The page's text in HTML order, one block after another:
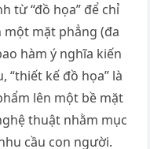
từ “đồ họa” để chỉ
mặt phẳng (đa
hàm ý nghĩa kiến
“thiết kế đồ họa” là
lên một bề mặt
thuật nhằm mục
cầu con người.